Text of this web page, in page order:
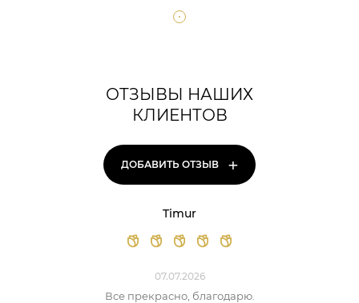
ОТЗЫВЫ НАШИХ
КЛИЕНТОВ
ДОБАВИТЬ ОТЗЫВ +
Timur
07.07.2026
Все прекрасно, благодарю.